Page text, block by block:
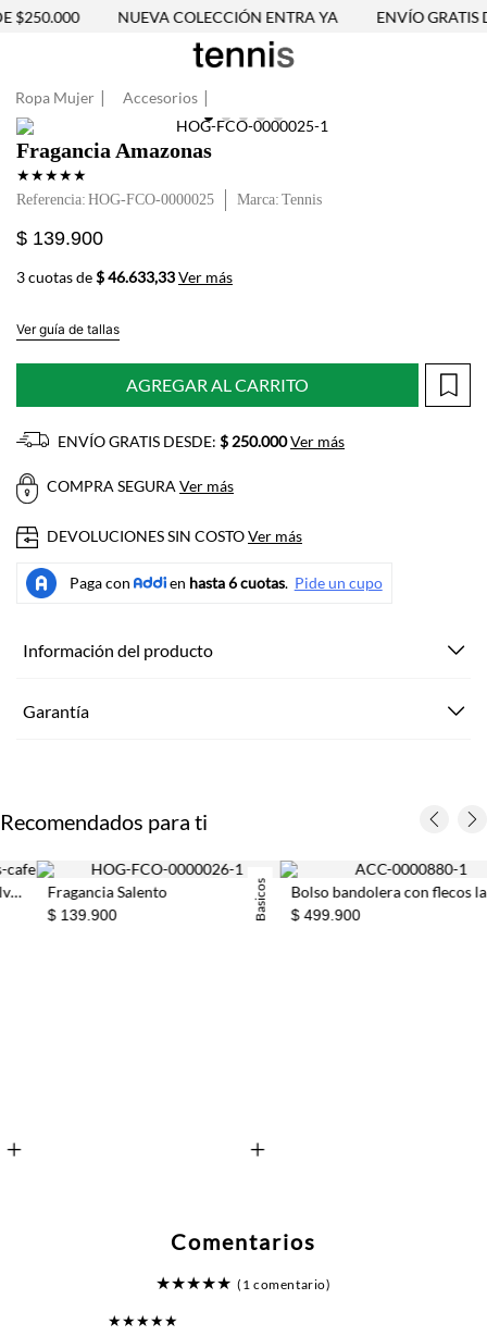
$250.000 NUEVA COLECCIÓN ENTRA YA ENVÍO GRATIS
Ropa Mujer Accesorios
Fragancia Amazonas
★★★★★
Referencia: HOG-FCO-0000025 Tennis
$ 139.900
3 cuotas de$ 46.633,33Ver más
Ver guía de tallas
AGREGAR AL CARRITO
ENVÍO GRATIS DESDE: $ 250.000Ver más
COMPRA SEGURAVer más
DEVOLUCIONES SIN COSTOVer más
Información del producto
Garantía
Recomendados para ti
Fragancia Salento
$ 139.900
Bolso bandolera con flecos largos hecho en cuero beige para mujer
$ 499.900
Comentarios
★★★★★ (1 comentario)
★★★★★